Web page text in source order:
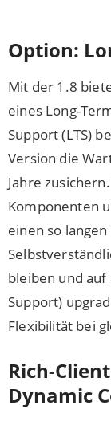
Option:
Mit der 1.8
eines Long-
Support (LTS)
Version die
Jahre
Komponenten
einen so
bleiben und auf
Support)
Flexibilität bei
Rich-
Dynamic